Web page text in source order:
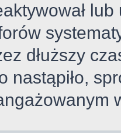
dłuższy
nastąpiło,